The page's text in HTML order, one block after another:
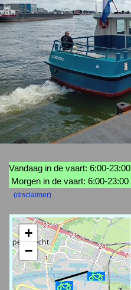
Vandaag in de vaart: 6:00-23:00
Morgen in de vaart: 6:00-23:00
(disclaimer)
+
−